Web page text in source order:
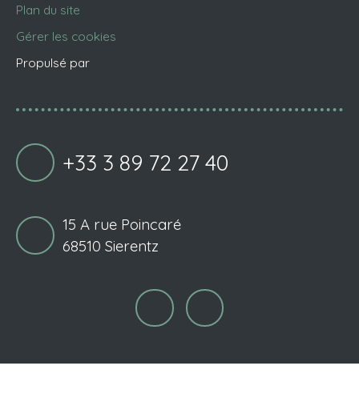
Plan du site
Gérer les cookies
Propulsé par
+33 3 89 72 27 40
15 A rue Poincaré
68510 Sierentz